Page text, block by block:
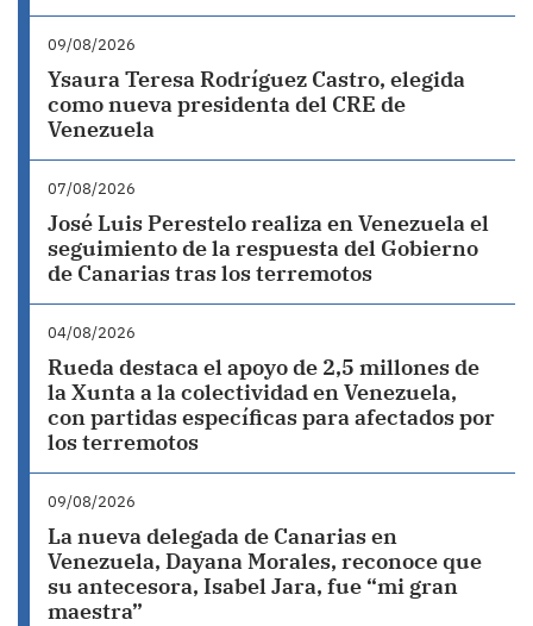
09/08/2026
Ysaura Teresa Rodríguez Castro, elegida
como nueva presidenta del CRE de
Venezuela
07/08/2026
José Luis Perestelo realiza en Venezuela el
seguimiento de la respuesta del Gobierno
de Canarias tras los terremotos
04/08/2026
Rueda destaca el apoyo de 2,5 millones de
la Xunta a la colectividad en Venezuela,
con partidas específicas para afectados por
los terremotos
09/08/2026
La nueva delegada de Canarias en
Venezuela, Dayana Morales, reconoce que
su antecesora, Isabel Jara, fue “mi gran
maestra”